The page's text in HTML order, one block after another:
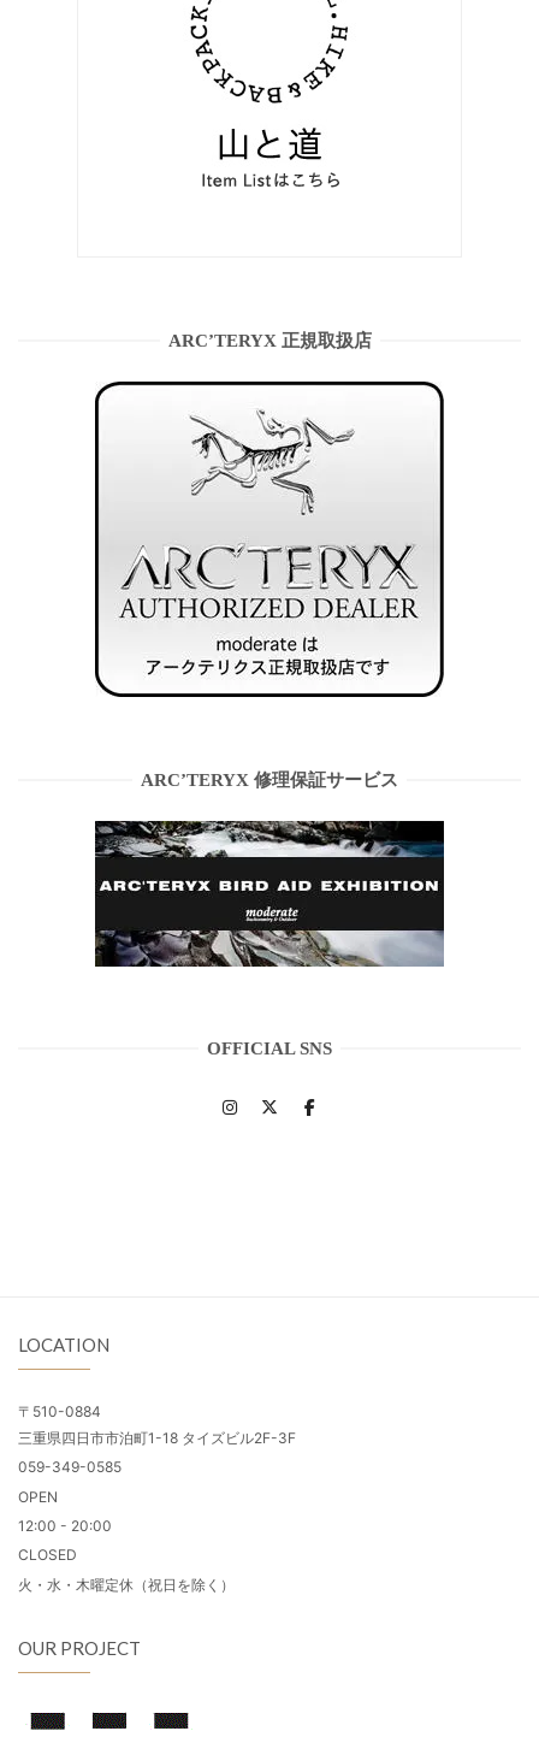
ARC’TERYX 正規取扱店
ARC’TERYX 修理保証サービス
OFFICIAL SNS
LOCATION
〒510-0884
三重県四日市市泊町1-18 タイズビル2F-3F
059-349-0585
OPEN
12:00 - 20:00
CLOSED
火・水・木曜定休（祝日を除く）
OUR PROJECT